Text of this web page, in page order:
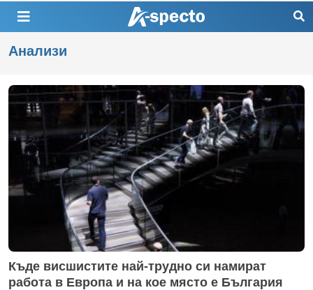
Анализи
Къде висшистите най-трудно си намират
работа в Европа и на кое място е България